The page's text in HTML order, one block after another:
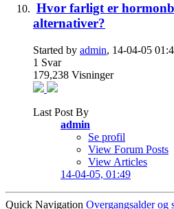
Hvor farligt er
alternativer?
Started by admin, 14-04-05
1 Svar
179,238 Visninger
Last Post By
admin
Se profil
View Forum Posts
View Articles
14-04-05, 01:49
Quick Navigation Overgangsalder og